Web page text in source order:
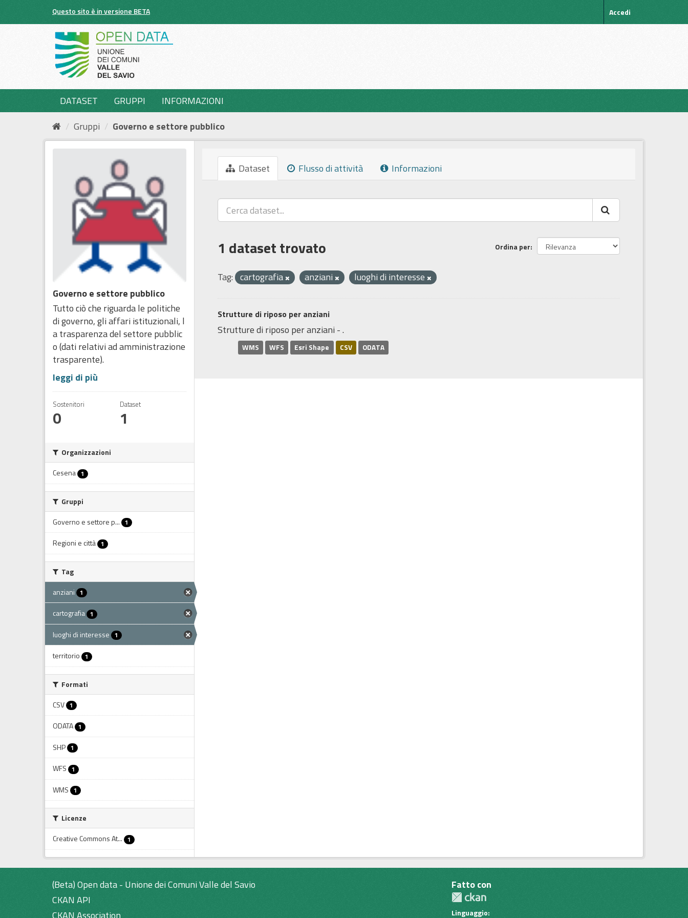
Questo sito è in versione BETA Accedi
DATASET GRUPPI
INFORMAZIONI
Gruppi
Governo e settore pubblico
Governo e settore pubblico
Tutto ciò che riguarda le politiche
di governo, gli affari istituzionali, l
a trasparenza del settore pubblic
o (dati relativi ad amministrazione
trasparente).
leggi di più
Sostenitori
0
Dataset
1
Organizzazioni
Cesena 1
Gruppi
Governo e settore p... 1
Regioni e città 1
Tag
anziani 1
cartografia 1
luoghi di interesse 1
territorio 1
Formati
CSV 1
ODATA 1
SHP 1
WFS 1
WMS 1
Licenze
Creative Commons At... 1
Dataset Flusso di attività Informazioni
Ordina per
1 dataset trovato
Tag: cartografia anziani luoghi di interesse
Strutture di riposo per anziani
Strutture di riposo per anziani - .
WMS WFS Esri Shape CSV ODATA
(Beta) Open data - Unione dei Comuni Valle del Savio
CKAN API
CKAN Association
Fatto con
Linguaggio